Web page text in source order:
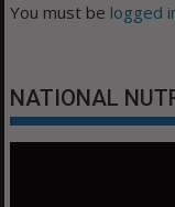
You must be logged
NATIONAL